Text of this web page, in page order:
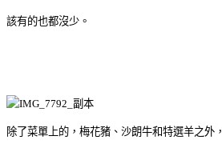
該有的也都沒少。
除了菜單上的，梅花豬、沙朗牛和特選羊之外，